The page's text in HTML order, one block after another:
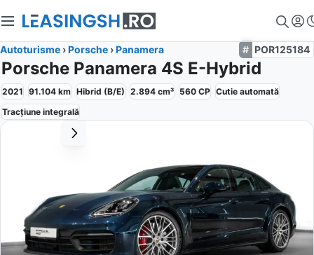
Autoturisme ›Porsche ›Panamera POR125184
Porsche Panamera 4S E-Hybrid
2021 91.104 km Hibrid (B/E) 2.894 cm³ 560 CP Cutie automată
Tracțiune integrală